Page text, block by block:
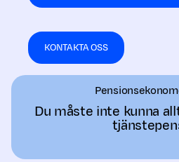
KONTAKTA OSS
Du måste inte kunna